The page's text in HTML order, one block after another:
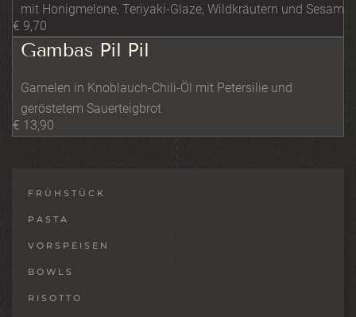
mit Honigmelone, Teriyaki-Glaze, Wildkräutern und Sesam
€ 9,70
Gambas Pil Pil
Garnelen in Knoblauch-Chili-Öl mit Petersilie und
geröstetem Sauerteigbrot
€ 13,90
FRÜHSTÜCK
PASTA
VORSPEISEN
BOWLS
RISOTTO